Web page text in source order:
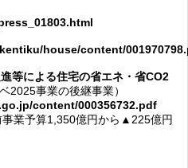
house/content/
等による住宅の省エネ・省CO2
2025事業の後継事業）
content/000356732.pdf
業予算1,350億円から▲225億円